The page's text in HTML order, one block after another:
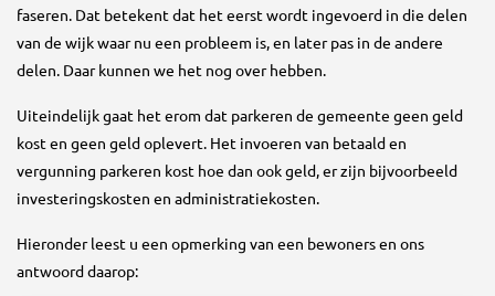
faseren. Dat betekent dat het eerst wordt ingevoerd in die delen
van de wijk waar nu een probleem is, en later pas in de andere
delen. Daar kunnen we het nog over hebben.
Uiteindelijk gaat het erom dat parkeren de gemeente geen geld
kost en geen geld oplevert. Het invoeren van betaald en
vergunning parkeren kost hoe dan ook geld, er zijn bijvoorbeeld
investeringskosten en administratiekosten.
Hieronder leest u een opmerking van een bewoners en ons
antwoord daarop: